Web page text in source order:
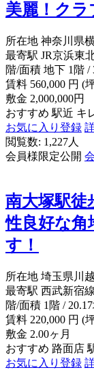
美麗！クラ
所在地 神奈川県
最寄駅 JR京浜東
階/面積 地下 1階 /
賃料 560,000 円 (
敷金 2,000,000円
おすすめ 駅近 キ
お気に入り登録
閲覧数: 1,227人
会員様限定公開
南大塚駅徒
性良好な角
す！
所在地 埼玉県川
最寄駅 西武新宿
階/面積 1階 /
賃料 220,000 円 (
敷金 2.00ヶ月
おすすめ 路面店
お気に入り登録